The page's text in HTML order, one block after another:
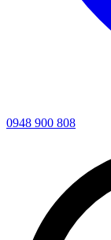
0948 900 808